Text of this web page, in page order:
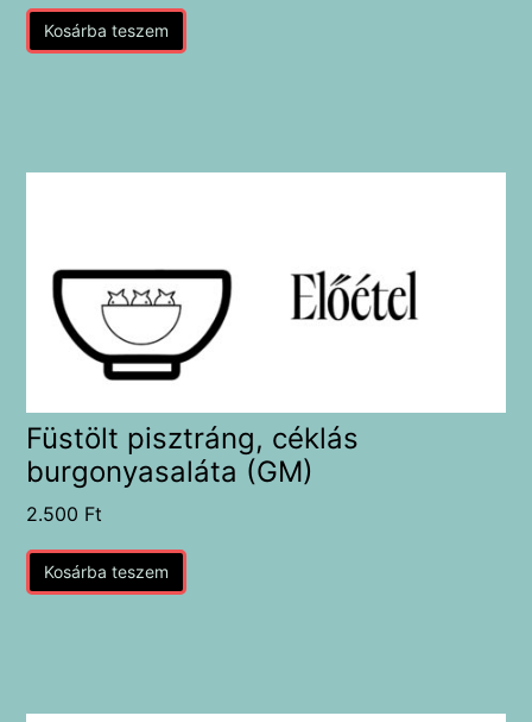
Kosárba teszem
Füstölt pisztráng, céklás
burgonyasaláta (GM)
2.500 Ft
Kosárba teszem